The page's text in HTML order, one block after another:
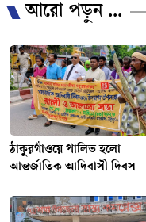
আরো পড়ুন ...
ঠাকুরগাঁওয়ে পালিত হলো
আন্তর্জাতিক আদিবাসী দিবস